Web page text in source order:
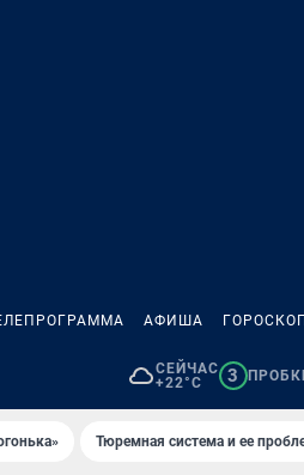
АФИША ГОРОСКОП
СЕЙЧАС
+22°C
3
Тюремная система и ее